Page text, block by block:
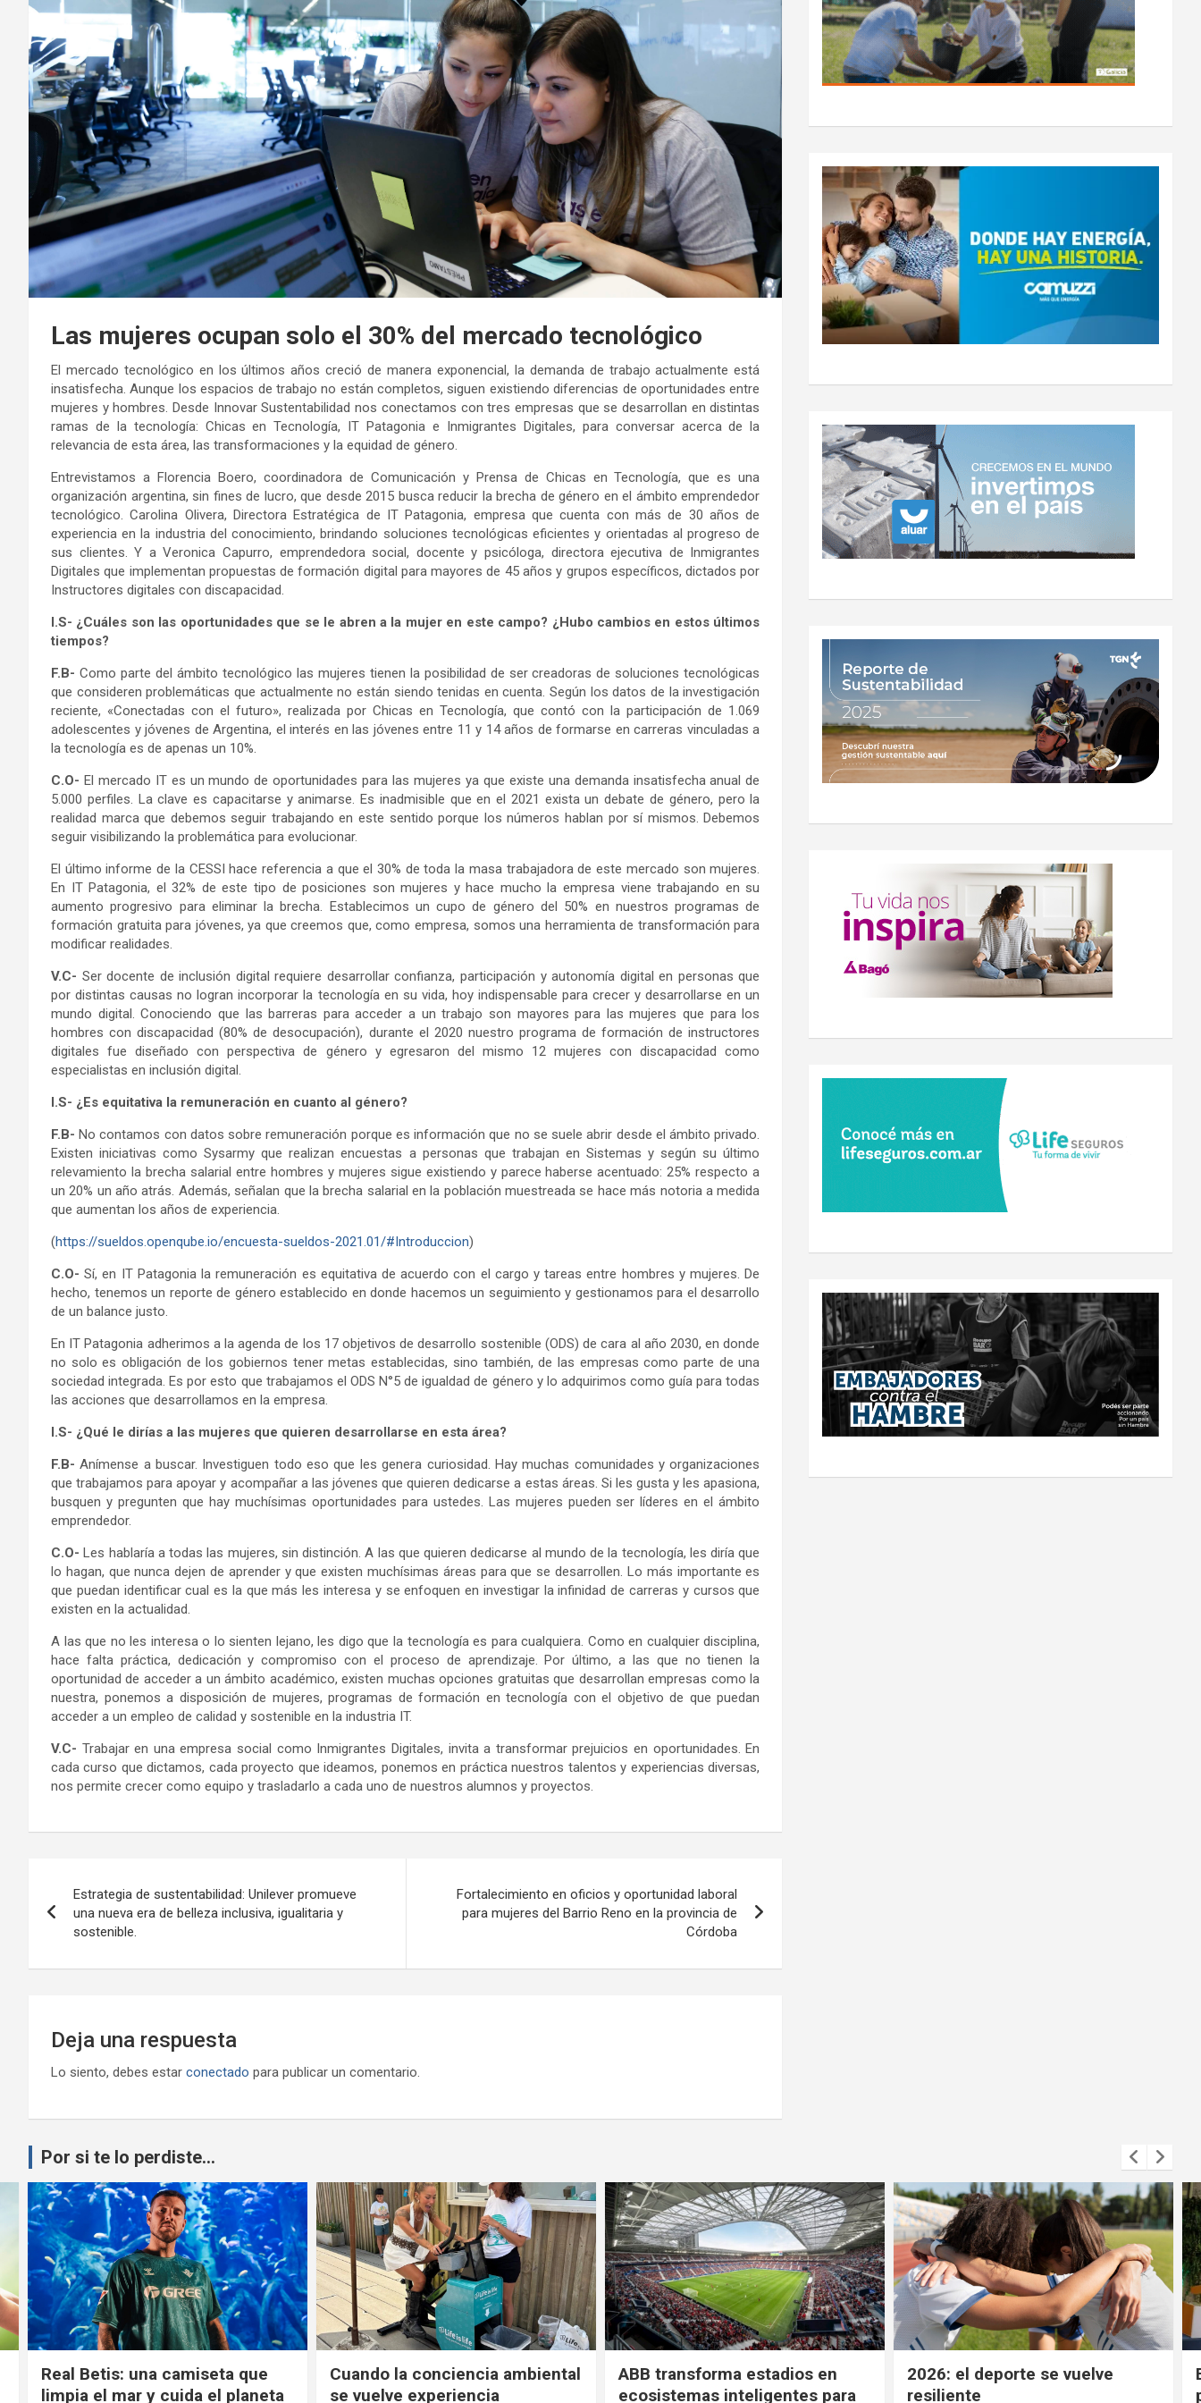
Las mujeres ocupan solo el 30% del mercado tecnológico
El mercado tecnológico en los últimos años creció de manera exponencial, la demanda de trabajo actualmente está
insatisfecha. Aunque los espacios de trabajo no están completos, siguen existiendo diferencias de oportunidades entre
mujeres y hombres. Desde Innovar Sustentabilidad nos conectamos con tres empresas que se desarrollan en distintas
ramas de la tecnología: Chicas en Tecnología, IT Patagonia e Inmigrantes Digitales, para conversar acerca de la
relevancia de esta área, las transformaciones y la equidad de género.
Entrevistamos a Florencia Boero, coordinadora de Comunicación y Prensa de Chicas en Tecnología, que es una
organización argentina, sin fines de lucro, que desde 2015 busca reducir la brecha de género en el ámbito emprendedor
tecnológico. Carolina Olivera, Directora Estratégica de IT Patagonia, empresa que cuenta con más de 30 años de
experiencia en la industria del conocimiento, brindando soluciones tecnológicas eficientes y orientadas al progreso de
sus clientes. Y a Veronica Capurro, emprendedora social, docente y psicóloga, directora ejecutiva de Inmigrantes
Digitales que implementan propuestas de formación digital para mayores de 45 años y grupos específicos, dictados por
Instructores digitales con discapacidad.
I.S- ¿Cuáles son las oportunidades que se le abren a la mujer en este campo? ¿Hubo cambios en estos últimos
tiempos?
F.B- Como parte del ámbito tecnológico las mujeres tienen la posibilidad de ser creadoras de soluciones tecnológicas
que consideren problemáticas que actualmente no están siendo tenidas en cuenta. Según los datos de la investigación
reciente, «Conectadas con el futuro», realizada por Chicas en Tecnología, que contó con la participación de 1.069
adolescentes y jóvenes de Argentina, el interés en las jóvenes entre 11 y 14 años de formarse en carreras vinculadas a
la tecnología es de apenas un 10%.
C.O- El mercado IT es un mundo de oportunidades para las mujeres ya que existe una demanda insatisfecha anual de
5.000 perfiles. La clave es capacitarse y animarse. Es inadmisible que en el 2021 exista un debate de género, pero la
realidad marca que debemos seguir trabajando en este sentido porque los números hablan por sí mismos. Debemos
seguir visibilizando la problemática para evolucionar.
El último informe de la CESSI hace referencia a que el 30% de toda la masa trabajadora de este mercado son mujeres.
En IT Patagonia, el 32% de este tipo de posiciones son mujeres y hace mucho la empresa viene trabajando en su
aumento progresivo para eliminar la brecha. Establecimos un cupo de género del 50% en nuestros programas de
formación gratuita para jóvenes, ya que creemos que, como empresa, somos una herramienta de transformación para
modificar realidades.
V.C- Ser docente de inclusión digital requiere desarrollar confianza, participación y autonomía digital en personas que
por distintas causas no logran incorporar la tecnología en su vida, hoy indispensable para crecer y desarrollarse en un
mundo digital. Conociendo que las barreras para acceder a un trabajo son mayores para las mujeres que para los
hombres con discapacidad (80% de desocupación), durante el 2020 nuestro programa de formación de instructores
digitales fue diseñado con perspectiva de género y egresaron del mismo 12 mujeres con discapacidad como
especialistas en inclusión digital.
I.S- ¿Es equitativa la remuneración en cuanto al género?
F.B-No contamos con datos sobre remuneración porque es información que no se suele abrir desde el ámbito privado.
Existen iniciativas como Sysarmy que realizan encuestas a personas que trabajan en Sistemas y según su último
relevamiento la brecha salarial entre hombres y mujeres sigue existiendo y parece haberse acentuado: 25% respecto a
un 20% un año atrás. Además, señalan que la brecha salarial en la población muestreada se hace más notoria a medida
que aumentan los años de experiencia.
(https://sueldos.openqube.io/encuesta-sueldos-2021.01/#Introduccion)
C.O-Sí, en IT Patagonia la remuneración es equitativa de acuerdo con el cargo y tareas entre hombres y mujeres. De
hecho, tenemos un reporte de género establecido en donde hacemos un seguimiento y gestionamos para el desarrollo
de un balance justo.
En IT Patagonia adherimos a la agenda de los 17 objetivos de desarrollo sostenible (ODS) de cara al año 2030, en donde
no solo es obligación de los gobiernos tener metas establecidas, sino también, de las empresas como parte de una
sociedad integrada. Es por esto que trabajamos el ODS N°5 de igualdad de género y lo adquirimos como guía para todas
las acciones que desarrollamos en la empresa.
I.S- ¿Qué le dirías a las mujeres que quieren desarrollarse en esta área?
F.B- Anímense a buscar. Investiguen todo eso que les genera curiosidad. Hay muchas comunidades y organizaciones
que trabajamos para apoyar y acompañar a las jóvenes que quieren dedicarse a estas áreas. Si les gusta y les apasiona,
busquen y pregunten que hay muchísimas oportunidades para ustedes. Las mujeres pueden ser líderes en el ámbito
emprendedor.
C.O-Les hablaría a todas las mujeres, sin distinción. A las que quieren dedicarse al mundo de la tecnología, les diría que
lo hagan, que nunca dejen de aprender y que existen muchísimas áreas para que se desarrollen. Lo más importante es
que puedan identificar cual es la que más les interesa y se enfoquen en investigar la infinidad de carreras y cursos que
existen en la actualidad.
A las que no les interesa o lo sienten lejano, les digo que la tecnología es para cualquiera. Como en cualquier disciplina,
hace falta práctica, dedicación y compromiso con el proceso de aprendizaje. Por último, a las que no tienen la
oportunidad de acceder a un ámbito académico, existen muchas opciones gratuitas que desarrollan empresas como la
nuestra, ponemos a disposición de mujeres, programas de formación en tecnología con el objetivo de que puedan
acceder a un empleo de calidad y sostenible en la industria IT.
V.C- Trabajar en una empresa social como Inmigrantes Digitales, invita a transformar prejuicios en oportunidades. En
cada curso que dictamos, cada proyecto que ideamos, ponemos en práctica nuestros talentos y experiencias diversas,
nos permite crecer como equipo y trasladarlo a cada uno de nuestros alumnos y proyectos.
de
Estrategia de sustentabilidad: Unilever promueve
una nueva era de belleza inclusiva, igualitaria y
sostenible.
Fortalecimiento en oficios y oportunidad laboral
para mujeres del Barrio Reno en la provincia de
Córdoba
Deja una respuesta
Lo siento, debes estar conectado para publicar un comentario.
Por si te lo perdiste...
Real Betis: una camiseta que
limpia el mar y cuida el planeta
Cuando la conciencia ambiental
se vuelve experiencia
ABB transforma estadios en
ecosistemas inteligentes para
2026: el deporte se vuelve
resiliente